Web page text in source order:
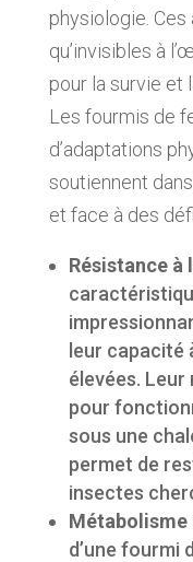
physiologie.
qu’invisibles à
pour la survie et
Les fourmis de
d’adaptations
soutiennent
et face à des
Résistance à
leur capacité
élevées.
pour
sous une
permet de
insectes
d’une fourmi